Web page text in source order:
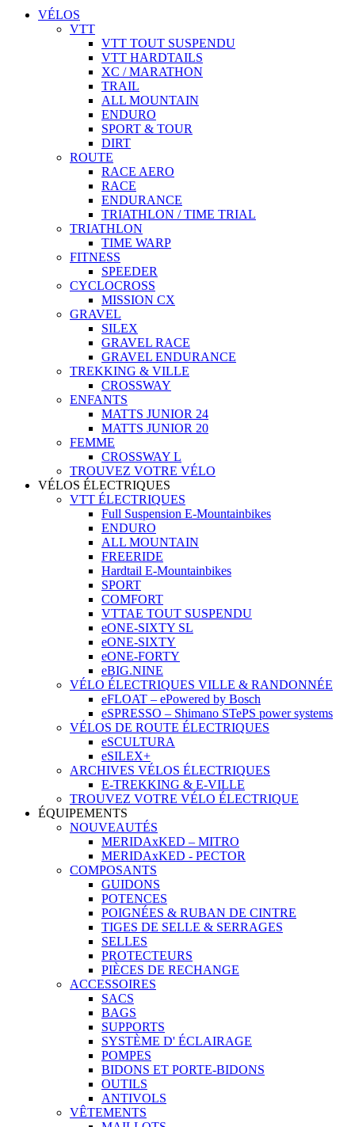
VÉLOS
VTT
VTT TOUT SUSPENDU
VTT HARDTAILS
XC / MARATHON
TRAIL
ALL MOUNTAIN
ENDURO
SPORT & TOUR
DIRT
ROUTE
RACE AERO
RACE
ENDURANCE
TRIATHLON / TIME TRIAL
TRIATHLON
TIME WARP
FITNESS
SPEEDER
CYCLOCROSS
MISSION CX
GRAVEL
SILEX
GRAVEL RACE
GRAVEL ENDURANCE
TREKKING & VILLE
CROSSWAY
ENFANTS
MATTS JUNIOR 24
MATTS JUNIOR 20
FEMME
CROSSWAY L
TROUVEZ VOTRE VÉLO
VÉLOS ÉLECTRIQUES
VTT ÉLECTRIQUES
Full Suspension E-Mountainbikes
ENDURO
ALL MOUNTAIN
FREERIDE
Hardtail E-Mountainbikes
SPORT
COMFORT
VTTAE TOUT SUSPENDU
eONE-SIXTY SL
eONE-SIXTY
eONE-FORTY
eBIG.NINE
VÉLO ÉLECTRIQUES VILLE & RANDONNÉE
eFLOAT – ePowered by Bosch
eSPRESSO – Shimano STePS power systems
VÉLOS DE ROUTE ÉLECTRIQUES
eSCULTURA
eSILEX+
ARCHIVES VÉLOS ÉLECTRIQUES
E-TREKKING & E-VILLE
TROUVEZ VOTRE VÉLO ÉLECTRIQUE
ÉQUIPEMENTS
NOUVEAUTÉS
MERIDAxKED – MITRO
MERIDAxKED - PECTOR
COMPOSANTS
GUIDONS
POTENCES
POIGNÉES & RUBAN DE CINTRE
TIGES DE SELLE & SERRAGES
SELLES
PROTECTEURS
PIÈCES DE RECHANGE
ACCESSOIRES
SACS
BAGS
SUPPORTS
SYSTÈME D' ÉCLAIRAGE
POMPES
BIDONS ET PORTE-BIDONS
OUTILS
ANTIVOLS
VÊTEMENTS